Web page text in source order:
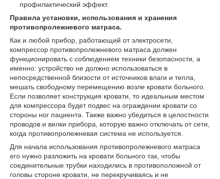
профилактический эффект.
Правила установки, использования и хранения
противопролежневого матраса.
Как и любой прибор, работающий от электросети,
компрессор противопролежневого матраса должен
функционировать с соблюдением техники безопасности, а
именно: устройство не должно использоваться в
непосредственной близости от источников влаги и тепла,
мешать свободному перемещению возле кровати больного.
Если позволяет конструкция кровати, то идеальным местом
для компрессора будет подвес на ограждении кровати со
стороны ног пациента. Также важно убедиться в целостности
проводов и вилки прибора, которую важно отключать от сети,
когда противопролежневая система не используется.
Для начала использования противопролежневого матраса
его нужно разложить на кровати больного так, чтобы
соединительные трубки находились в противоположной от
головы стороне кровати, не перекручиваясь и не